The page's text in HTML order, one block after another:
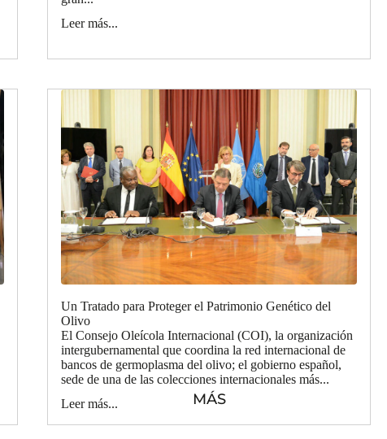
MÁS
Leer más...
Un Tratado para Proteger el Patrimonio Genético del
Olivo
El Consejo Oleícola Internacional (COI), la organización
intergubernamental que coordina la red internacional de
bancos de germoplasma del olivo; el gobierno español,
sede de una de las colecciones internacionales más...
Leer más...